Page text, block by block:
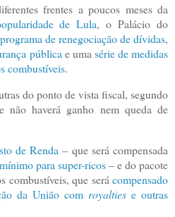
frentes a poucos meses da
de Lula, o Palácio do
de renegociação de dívidas,
pública e uma série de medidas
combustíveis.
do ponto de vista fiscal, segundo
não haverá ganho nem queda de
de Renda – que será compensada
para super-ricos– e do pacote
combustíveis, que será compensado
da União com royalties e outras